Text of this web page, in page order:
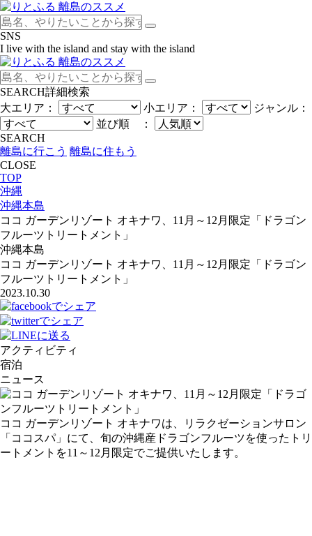
SNS
I live with the island and stay with the island
SEARCH詳細検索
大エリア：
小エリア：
ジャンル：
並び順 ：
SEARCH
離島に行こう 離島に住もう
CLOSE
TOP
沖縄
沖縄本島
ココ ガーデンリゾート オキナワ、11月～12月限定「ドラゴン
フルーツトリートメント」
沖縄本島
ココ ガーデンリゾート オキナワ、11月～12月限定「ドラゴン
フルーツトリートメント」
2023.10.30
アクティビティ
宿泊
ニュース
ココ ガーデンリゾート オキナワは、リラクゼーションサロン
「ココスパ」にて、旬の沖縄産ドラゴンフルーツを使ったトリ
ートメントを11～12月限定でご提供いたします。